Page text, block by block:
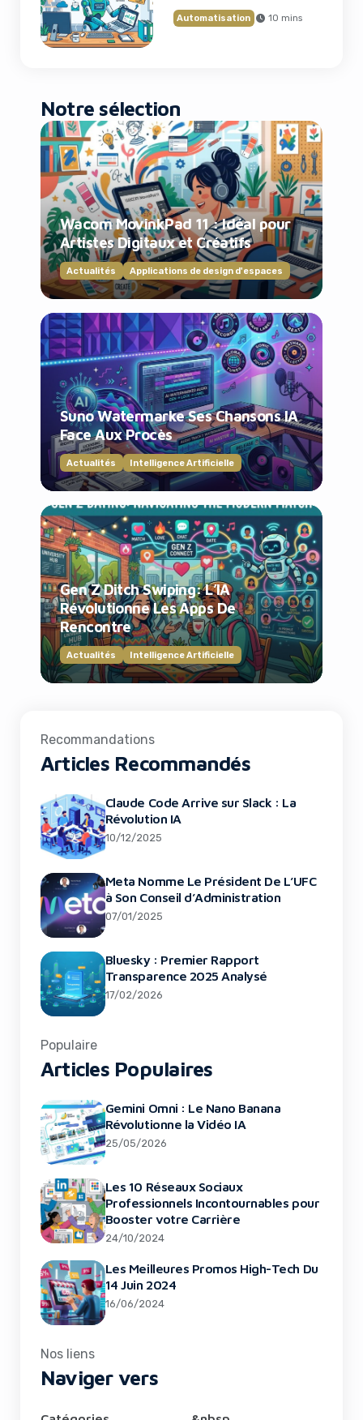
Automatisation 10 mins
Notre sélection
Wacom MovinkPad 11 : Idéal pour
Artistes Digitaux et Créatifs
Actualités Applications de design d'espaces
Suno Watermarke Ses Chansons IA
Face Aux Procès
Actualités Intelligence Artificielle
Gen Z Ditch Swiping: L’IA
Révolutionne Les Apps De
Rencontre
Actualités Intelligence Artificielle
Recommandations
Articles Recommandés
Claude Code Arrive sur Slack : La
Révolution IA
10/12/2025
Meta Nomme Le Président De L’UFC
à Son Conseil d’Administration
07/01/2025
Bluesky : Premier Rapport
Transparence 2025 Analysé
17/02/2026
Populaire
Articles Populaires
Gemini Omni : Le Nano Banana
Révolutionne la Vidéo IA
25/05/2026
Les 10 Réseaux Sociaux
Professionnels Incontournables pour
Booster votre Carrière
24/10/2024
Les Meilleures Promos High-Tech Du
14 Juin 2024
16/06/2024
Nos liens
Naviger vers